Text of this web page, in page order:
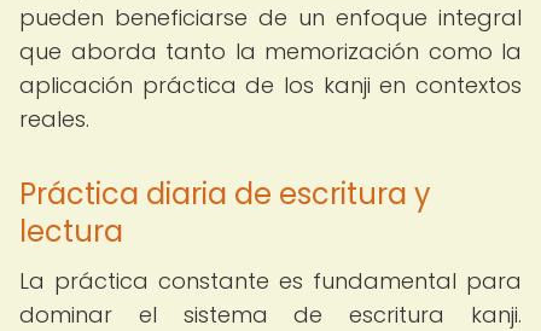
pueden beneficiarse de un enfoque integral
que aborda tanto la memorización como la
aplicación práctica de los kanji en contextos
reales.
Práctica diaria de escritura y
lectura
La práctica constante es fundamental para
dominar el sistema de escritura kanji.